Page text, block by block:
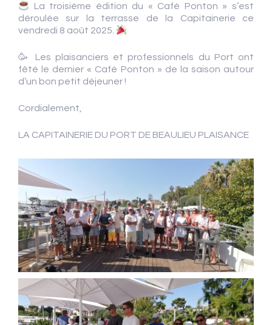
La troisième édition du « Café Ponton » s’est
déroulée sur la terrasse de la Capitainerie ce
vendredi 8 août 2025.
🥳 Les plaisanciers et professionnels du Port ont
fêté le dernier « Café Ponton » de la saison autour
d’un bon petit déjeuner !
Cordialement,
LA CAPITAINERIE DU PORT DE BEAULIEU PLAISANCE